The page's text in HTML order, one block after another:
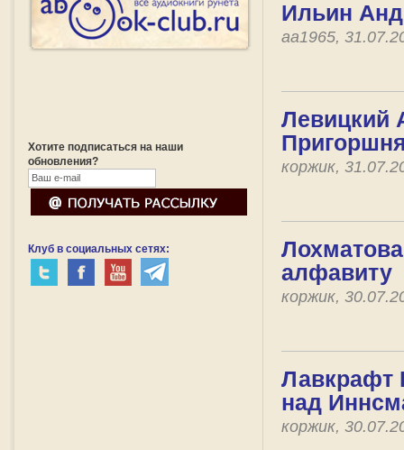
Хотите подписаться на наши
обновления?
Клуб в социальных сетях:
Ильин
aa1965,
Левицкий
коржик,
алфавиту
коржик,
Лавкрафт
над
коржик,